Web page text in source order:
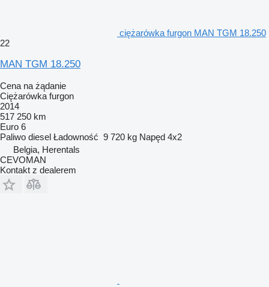
ciężarówka furgon MAN TGM 18.250
22
MAN TGM 18.250
Cena na żądanie
Ciężarówka furgon
2014
517 250 km
Euro 6
Paliwo diesel Ładowność 9 720 kg Napęd 4x2
Belgia, Herentals
CEVOMAN
Kontakt z dealerem